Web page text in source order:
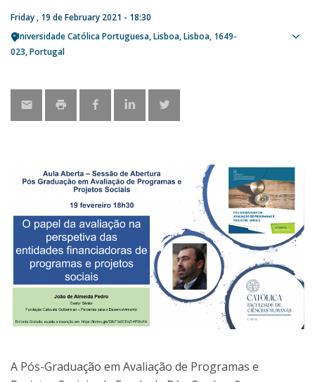
Friday , 19 de February 2021 - 18:30
Universidade Católica Portuguesa Lisboa Lisboa 1649-
023 Portugal
A Pós-Graduação em Avaliação de Programas e